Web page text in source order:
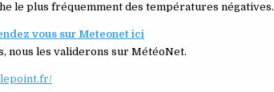
le plus fréquemment des températures négatives.
vous sur Meteonet ici
nous les validerons sur MétéoNet.